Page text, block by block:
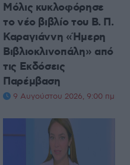
Μόλις κυκλοφόρησε
το νέο βιβλίο του Β. Π.
Καραγιάννη «Ήμερη
Βιβλιοκλινοπάλη» από
τις Εκδόσεις
Παρέμβαση
9 Αυγούστου 2026, 9:00 πμ